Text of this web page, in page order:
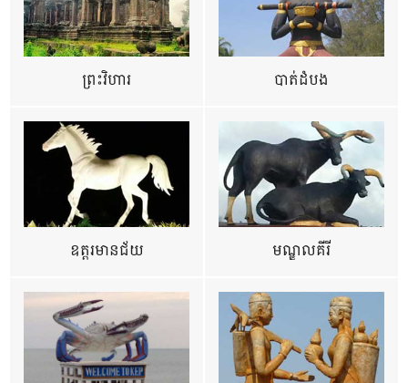
ព្រះវិហារ បាត់ដំបង
ឧត្ដរមានជ័យ មណ្ឌលគីរី